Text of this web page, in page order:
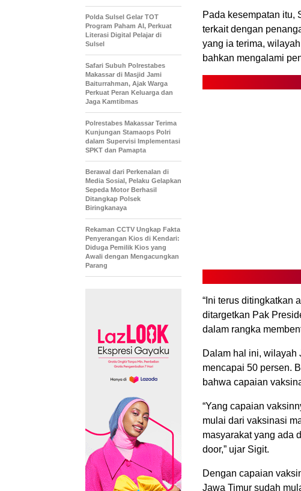
Pada kesempatan itu,
terkait dengan
yang ia terima,
bahkan mengalami
“Ini terus ditingkatkan
ditargetkan Pak
dalam rangka
Dalam hal ini, wilayah
mencapai 50 persen.
bahwa capaian
“Yang capaian
mulai dari vaksinasi
masyarakat yang ada
door,” ujar Sigit.
Dengan capaian
Jawa Timur sudah
Polda Sulsel Gelar TOT
Program Paham AI, Perkuat
Literasi Digital Pelajar di
Sulsel
Safari Subuh Polrestabes
Makassar di Masjid Jami
Baiturrahman, Ajak Warga
Perkuat Peran Keluarga dan
Jaga Kamtibmas
Polrestabes Makassar Terima
Kunjungan Stamaops Polri
dalam Supervisi Implementasi
SPKT dan Pamapta
Berawal dari Perkenalan di
Media Sosial, Pelaku Gelapkan
Sepeda Motor Berhasil
Ditangkap Polsek
Biringkanaya
Rekaman CCTV Ungkap Fakta
Penyerangan Kios di Kendari:
Diduga Pemilik Kios yang
Awali dengan Mengacungkan
Parang